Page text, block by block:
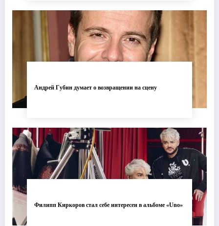
Андрей Губин думает о возвращении на сцену
Филипп Киркоров стал себе интересен в альбоме «Uno»